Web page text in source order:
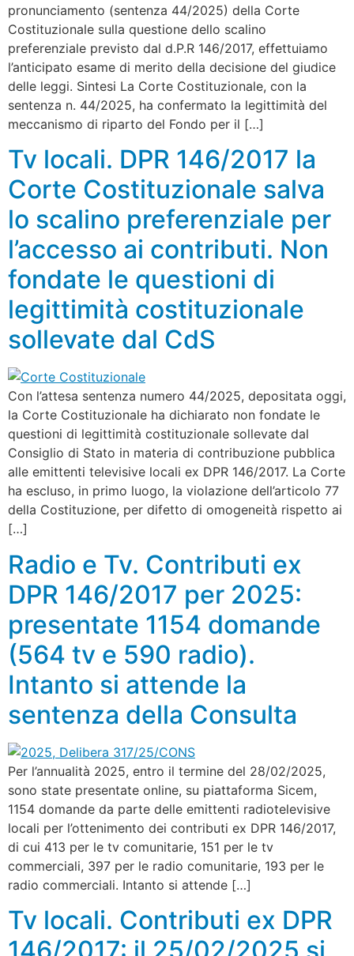
pronunciamento (sentenza 44/2025) della Corte
Costituzionale sulla questione dello scalino
preferenziale previsto dal d.P.R 146/2017, effettuiamo
l’anticipato esame di merito della decisione del giudice
delle leggi. Sintesi La Corte Costituzionale, con la
sentenza n. 44/2025, ha confermato la legittimità del
meccanismo di riparto del Fondo per il […]
Tv locali. DPR 146/2017 la
Corte Costituzionale salva
lo scalino preferenziale per
l’accesso ai contributi. Non
fondate le questioni di
legittimità costituzionale
sollevate dal CdS
Con l’attesa sentenza numero 44/2025, depositata oggi,
la Corte Costituzionale ha dichiarato non fondate le
questioni di legittimità costituzionale sollevate dal
Consiglio di Stato in materia di contribuzione pubblica
alle emittenti televisive locali ex DPR 146/2017. La Corte
ha escluso, in primo luogo, la violazione dell’articolo 77
della Costituzione, per difetto di omogeneità rispetto ai
[…]
Radio e Tv. Contributi ex
DPR 146/2017 per 2025:
presentate 1154 domande
(564 tv e 590 radio).
Intanto si attende la
sentenza della Consulta
Per l’annualità 2025, entro il termine del 28/02/2025,
sono state presentate online, su piattaforma Sicem,
1154 domande da parte delle emittenti radiotelevisive
locali per l’ottenimento dei contributi ex DPR 146/2017,
di cui 413 per le tv comunitarie, 151 per le tv
commerciali, 397 per le radio comunitarie, 193 per le
radio commerciali. Intanto si attende […]
Tv locali. Contributi ex DPR